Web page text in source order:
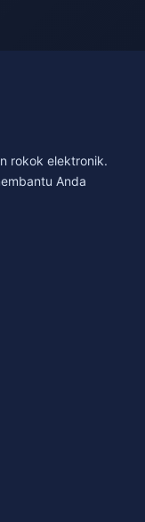
rokok elektronik.
Anda